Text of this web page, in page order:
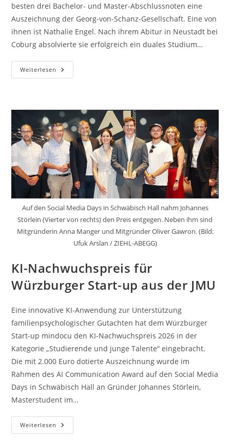
besten drei Bachelor- und Master-Abschlussnoten eine
Auszeichnung der Georg-von-Schanz-Gesellschaft. Eine von
ihnen ist Nathalie Engel. Nach ihrem Abitur in Neustadt bei
Coburg absolvierte sie erfolgreich ein duales Studium…
Weiterlesen Bachelorabschluss
Mit
Nathalie
Engel
Auf den Social Media Days in Schwäbisch Hall nahm Johannes
Störlein (Vierter von rechts) den Preis entgegen. Neben ihm sind
Mitgründerin Anna Manger und Mitgründer Oliver Gawron. (Bild:
Ufuk Arslan / ZIEHL-ABEGG)
KI-Nachwuchspreis für
Würzburger Start-up aus der JMU
Eine innovative KI-Anwendung zur Unterstützung
familienpsychologischer Gutachten hat dem Würzburger
Start-up mindocu den KI-Nachwuchspreis 2026 in der
Kategorie „Studierende und junge Talente“ eingebracht.
Die mit 2.000 Euro dotierte Auszeichnung wurde im
Rahmen des AI Communication Award auf den Social Media
Days in Schwäbisch Hall an Gründer Johannes Störlein,
Masterstudent im…
Weiterlesen KI-
Nachwuchspreis